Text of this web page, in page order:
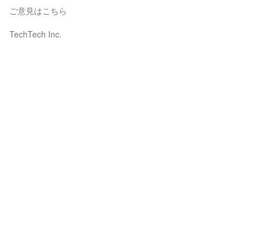
ご意見はこちら
TechTech Inc.